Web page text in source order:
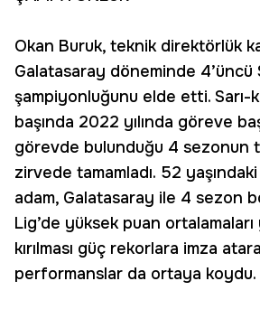
Okan Buruk, teknik direktörlük
Galatasaray döneminde 4’üncü
şampiyonluğunu elde etti. Sarı-
başında 2022 yılında göreve
görevde bulunduğu 4 sezonun
zirvede tamamladı. 52
adam, Galatasaray ile 4 sezon
Lig’de yüksek puan
kırılması güç rekorlara imza
performanslar da ortaya koydu.